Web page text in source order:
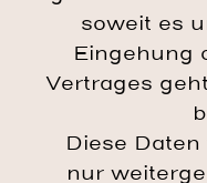
soweit es
Eingehung
Vertrages
Diese
nur